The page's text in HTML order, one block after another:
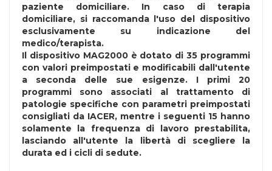
paziente domiciliare. In caso di terapia
domiciliare, si raccomanda l'uso del dispositivo
esclusivamente su indicazione del
medico/terapista.
Il dispositivo MAG2000 è dotato di 35 programmi
con valori preimpostati e modificabili dall'utente
a seconda delle sue esigenze. I primi 20
programmi sono associati al trattamento di
patologie specifiche con parametri preimpostati
consigliati da IACER, mentre i seguenti 15 hanno
solamente la frequenza di lavoro prestabilita,
lasciando all'utente la libertà di scegliere la
durata ed i cicli di sedute.